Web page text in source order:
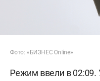
Фото: «БИЗНЕС Online»
Режим ввели в 02:09.